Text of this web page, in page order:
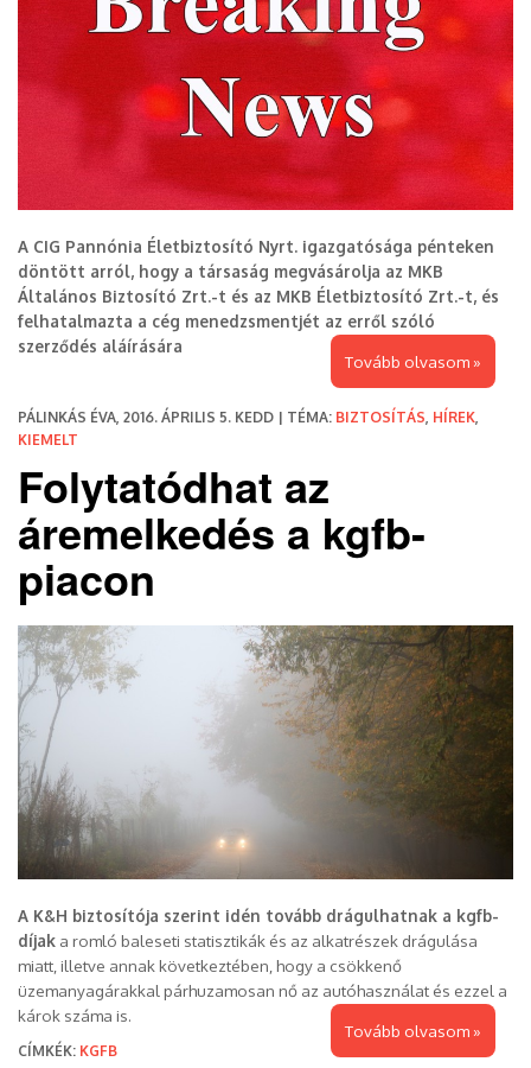
A CIG Pannónia Életbiztosító Nyrt. igazgatósága pénteken
döntött arról, hogy a társaság megvásárolja az MKB
Általános Biztosító Zrt.-t és az MKB Életbiztosító Zrt.-t, és
felhatalmazta a cég menedzsmentjét az erről szóló
szerződés aláírására
Tovább olvasom »
PÁLINKÁS ÉVA, 2016. ÁPRILIS 5. KEDD | TÉMA: BIZTOSÍTÁS HÍREK
KIEMELT
Folytatódhat az
áremelkedés a kgfb-
piacon
A K&H biztosítója szerint idén tovább drágulhatnak a kgfb-
díjak a romló baleseti statisztikák és az alkatrészek drágulása
miatt, illetve annak következtében, hogy a csökkenő
üzemanyagárakkal párhuzamosan nő az autóhasználat és ezzel a
károk száma is.
Tovább olvasom »
CÍMKÉK: KGFB